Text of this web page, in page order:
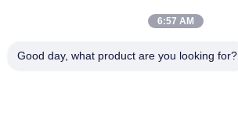
6:57 AM
Good day, what product are you looking for?